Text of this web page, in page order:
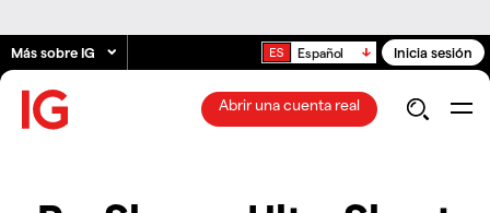
Más sobre IG Español Inicia sesión
Abrir una cuenta real